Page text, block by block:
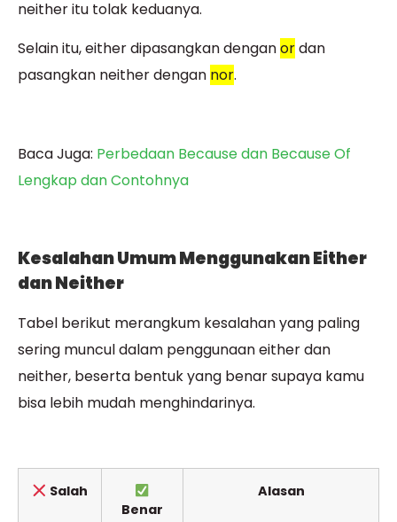
neither itu tolak keduanya.
Selain itu, either dipasangkan denganordan
pasangkan neither dengan nor.
Baca Juga: Perbedaan Because dan Because Of
Lengkap dan Contohnya
Kesalahan Umum Menggunakan Either
dan Neither
Tabel berikut merangkum kesalahan yang paling
sering muncul dalam penggunaan either dan
neither, beserta bentuk yang benar supaya kamu
bisa lebih mudah menghindarinya.
Salah
Benar
Alasan